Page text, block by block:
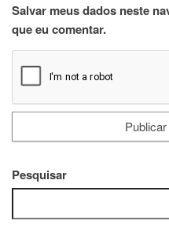
Salvar meus dados neste
que eu comentar.
Pesquisar